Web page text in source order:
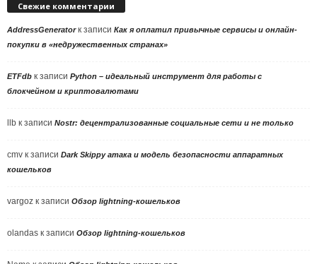
Свежие комментарии
AddressGeneratorк записи Как я оплатил привычные сервисы и онлайн-
покупки в «недружественных странах»
ETFdb к записи Python – идеальный инструмент для работы с
блокчейном и криптовалютами
llb к записи Nostr: децентрализованные социальные сети и не только
cmv к записи Dark Skippy атака и модель безопасности аппаратных
кошельков
vargoz к записи Обзор lightning-кошельков
olandas к записи Обзор lightning-кошельков